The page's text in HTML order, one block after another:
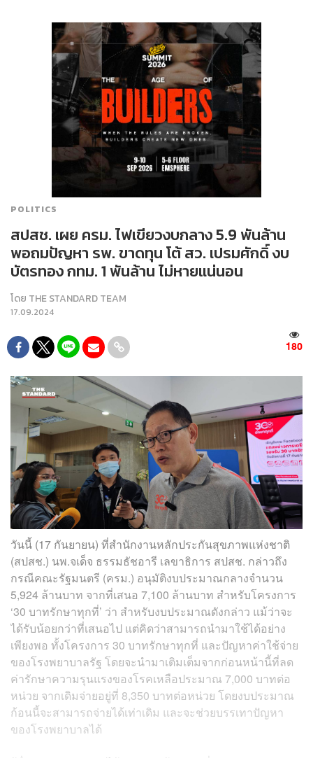
POLITICS
สปสช. เผย ครม. ไฟเขียวงบกลาง 5.9 พันล้าน
พอถมปัญหา รพ. ขาดทุน โต้ สว. เปรมศักดิ์ งบ
บัตรทอง กทม. 1 พันล้าน ไม่หายแน่นอน
โดย THE STANDARD TEAM
17.09.2024
180
วันนี้ (17 กันยายน) ที่สำนักงานหลักประกันสุขภาพแห่งชาติ
(สปสช.) นพ.จเด็จ ธรรมธัชอารี เลขาธิการ สปสช. กล่าวถึง
กรณีคณะรัฐมนตรี (ครม.) อนุมัติงบประมาณกลางจำนวน
5,924 ล้านบาท จากที่เสนอ 7,100 ล้านบาท สำหรับโครงการ
‘30 บาทรักษาทุกที่’ ว่า สำหรับงบประมาณดังกล่าว แม้ว่าจะ
ได้รับน้อยกว่าที่เสนอไป แต่คิดว่าสามารถนำมาใช้ได้อย่าง
เพียงพอ ทั้งโครงการ 30 บาทรักษาทุกที่ และปัญหาค่าใช้จ่าย
ของโรงพยาบาลรัฐ โดยจะนำมาเติมเต็มจากก่อนหน้านี้ที่ลด
ค่ารักษาความรุนแรงของโรคเหลือประมาณ 7,000 บาทต่อ
หน่วย จากเดิมจ่ายอยู่ที่ 8,350 บาทต่อหน่วย โดยงบประมาณ
ก้อนนี้จะสามารถจ่ายได้เท่าเดิม และจะช่วยบรรเทาปัญหา
ของโรงพยาบาลได้